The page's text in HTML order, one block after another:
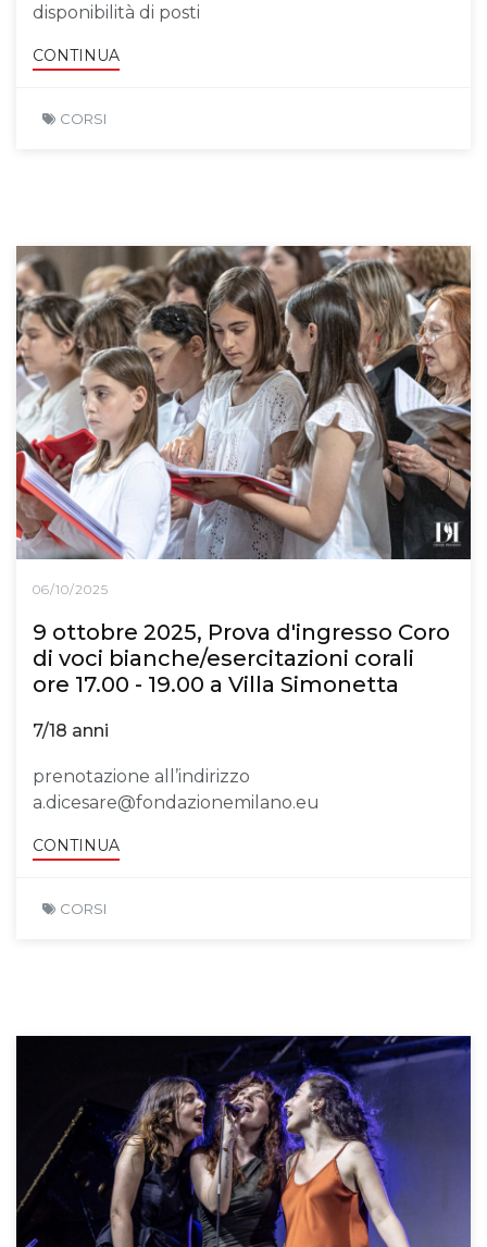
disponibilità di posti
CONTINUA
CORSI
06/10/2025
9 ottobre 2025, Prova d'ingresso Coro
di voci bianche/esercitazioni corali
ore 17.00 - 19.00 a Villa Simonetta
7/18 anni
prenotazione all’indirizzo
a.dicesare@fondazionemilano.eu
CONTINUA
CORSI